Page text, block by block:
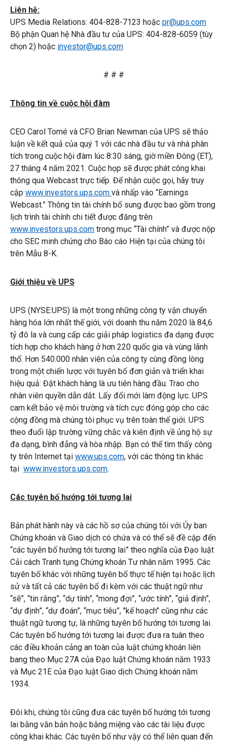
Liên hệ:
UPS Media Relations: 404-828-7123 hoặc pr@ups.com
Bộ phận Quan hệ Nhà đầu tư của UPS: 404-828-6059 (tùy
chọn 2) hoặc investor@ups.com
# # #
Thông tin về cuộc hội đàm
CEO Carol Tomé và CFO Brian Newman của UPS sẽ thảo
luận về kết quả của quý 1 với các nhà đầu tư và nhà phân
tích trong cuộc hội đàm lúc 8:30 sáng, giờ miền Đông (ET),
27 tháng 4 năm 2021. Cuộc họp sẽ được phát công khai
thông qua Webcast trực tiếp. Để nhận cuộc gọi, hãy truy
cập www.investors.ups.com và nhấp vào “Earnings
Webcast.” Thông tin tài chính bổ sung được bao gồm trong
lịch trình tài chính chi tiết được đăng trên
www.investors.ups.com trong mục “Tài chính” và được nộp
cho SEC minh chứng cho Báo cáo Hiện tại của chúng tôi
trên Mẫu 8-K.
Giới thiệu về UPS
UPS (NYSE:UPS) là một trong những công ty vận chuyển
hàng hóa lớn nhất thế giới, với doanh thu năm 2020 là 84,6
tỷ đô la và cung cấp các giải pháp logistics đa dạng được
tích hợp cho khách hàng ở hơn 220 quốc gia và vùng lãnh
thổ. Hơn 540.000 nhân viên của công ty cùng đồng lòng
trong một chiến lược với tuyên bố đơn giản và triển khai
hiệu quả: Đặt khách hàng là ưu tiên hàng đầu. Trao cho
nhân viên quyền dẫn dắt. Lấy đổi mới làm động lực. UPS
cam kết bảo vệ môi trường và tích cực đóng góp cho các
cộng đồng mà chúng tôi phục vụ trên toàn thế giới. UPS
theo đuổi lập trường vững chắc và kiên định về ủng hộ sự
đa dạng, bình đẳng và hòa nhập. Bạn có thể tìm thấy công
ty trên Internet tại www.ups.com, với các thông tin khác
tại www.investors.ups.com.
Các tuyên bố hướng tới tương lai
Bản phát hành này và các hồ sơ của chúng tôi với Ủy ban
Chứng khoán và Giao dịch có chứa và có thể sẽ đề cập đến
“các tuyên bố hướng tới tương lai” theo nghĩa của Đạo luật
Cải cách Tranh tụng Chứng khoán Tư nhân năm 1995. Các
tuyên bố khác với những tuyên bố thực tế hiện tại hoặc lịch
sử và tất cả các tuyên bố đi kèm với các thuật ngữ như
“sẽ”, “tin rằng”, “dự tính”, “mong đợi”, “ước tính”, “giả định”,
“dự định”, “dự đoán”, “mục tiêu”, "kế hoạch" cũng như các
thuật ngữ tương tự, là những tuyên bố hướng tới tương lai.
Các tuyên bố hướng tới tương lai được đưa ra tuân theo
các điều khoản cảng an toàn của luật chứng khoán liên
bang theo Mục 27A của Đạo luật Chứng khoán năm 1933
và Mục 21E của Đạo luật Giao dịch Chứng khoán năm
1934.
Đôi khi, chúng tôi cũng đưa các tuyên bố hướng tới tương
lai bằng văn bản hoặc bằng miệng vào các tài liệu được
công khai khác. Các tuyên bố như vậy có thể liên quan đến